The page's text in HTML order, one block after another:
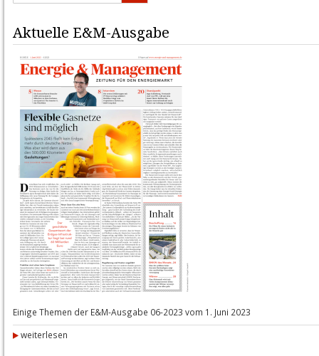
Aktuelle E&M-Ausgabe
Einige Themen der E&M-Ausgabe 06-2023 vom 1. Juni 2023
weiterlesen